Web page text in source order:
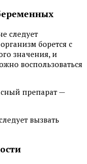
следует
борется с
значения, и
воспользоваться
препарат —
вызвать